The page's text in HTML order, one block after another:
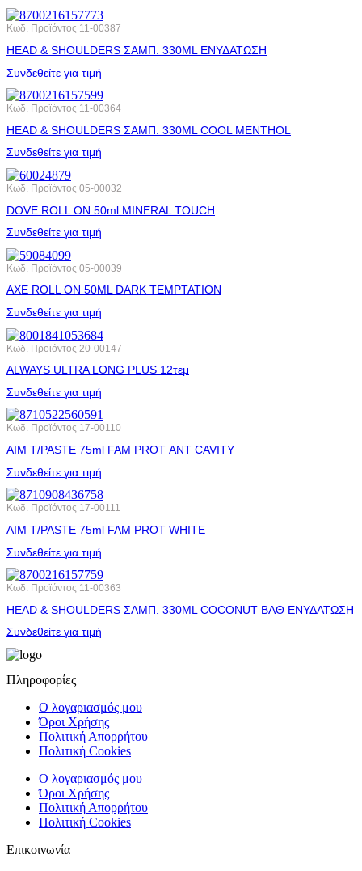
Κωδ. Προϊόντος 11-00387
HEAD & SHOULDERS ΣΑΜΠ. 330ML ΕΝΥΔΑΤΩΣΗ
Συνδεθείτε για τιμή
Κωδ. Προϊόντος 11-00364
HEAD & SHOULDERS ΣΑΜΠ. 330ML COOL MENTHOL
Συνδεθείτε για τιμή
Κωδ. Προϊόντος 05-00032
DOVE ROLL ΟΝ 50ml MINERAL TOUCH
Συνδεθείτε για τιμή
Κωδ. Προϊόντος 05-00039
AXE ROLL ΟΝ 50ML DARK ΤΕΜΡΤΑΤΙΟΝ
Συνδεθείτε για τιμή
Κωδ. Προϊόντος 20-00147
ALWAYS ULTRA LONG PLUS 12τεμ
Συνδεθείτε για τιμή
Κωδ. Προϊόντος 17-00110
AIM T/PASTE 75ml FAM PROT ΑΝΤ CAVITY
Συνδεθείτε για τιμή
Κωδ. Προϊόντος 17-00111
AIM T/PASTE 75ml FAM PROT WHITE
Συνδεθείτε για τιμή
Κωδ. Προϊόντος 11-00363
HEAD & SHOULDERS ΣΑΜΠ. 330ML COCONUT ΒΑΘ ΕΝΥΔΑΤΩΣΗ
Συνδεθείτε για τιμή
Πληροφορίες
Ο λογαριασμός μου
Όροι Χρήσης
Πολιτική Απορρήτου
Πολιτική Cookies
Ο λογαριασμός μου
Όροι Χρήσης
Πολιτική Απορρήτου
Πολιτική Cookies
Επικοινωνία